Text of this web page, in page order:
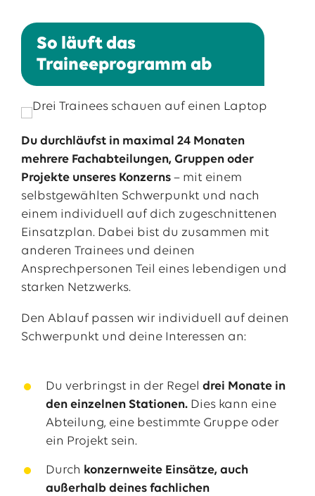
So läuft das
Traineeprogramm ab
Du durchläufst in maximal 24 Monaten
mehrere Fachabteilungen, Gruppen oder
Projekte unseres Konzerns– mit einem
selbstgewählten Schwerpunkt und nach
einem individuell auf dich zugeschnittenen
Einsatzplan. Dabei bist du zusammen mit
anderen Trainees und deinen
Ansprechpersonen Teil eines lebendigen und
starken Netzwerks.
Den Ablauf passen wir individuell auf deinen
Schwerpunkt und deine Interessen an:
Du verbringst in der Regel drei Monate in
den einzelnen Stationen.Dies kann eine
Abteilung, eine bestimmte Gruppe oder
ein Projekt sein.
Durch konzernweite Einsätze, auch
außerhalb deines fachlichen